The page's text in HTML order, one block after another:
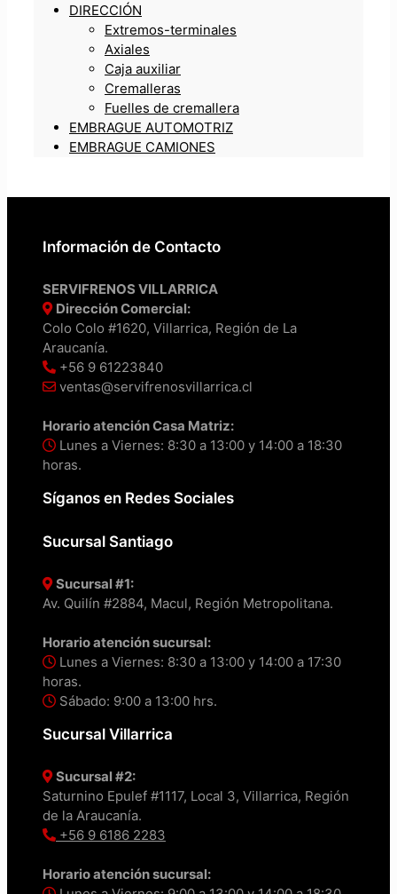
DIRECCIÓN
Extremos-terminales
Axiales
Caja auxiliar
Cremalleras
Fuelles de cremallera
EMBRAGUE AUTOMOTRIZ
EMBRAGUE CAMIONES
Información de Contacto
SERVIFRENOS VILLARRICA
Dirección Comercial:
Colo Colo #1620, Villarrica, Región de La
Araucanía.
+56 9 61223840
ventas@servifrenosvillarrica.cl
Horario atención Casa Matriz:
Lunes a Viernes: 8:30 a 13:00 y 14:00 a 18:30
horas.
Síganos en Redes Sociales
Sucursal Santiago
Sucursal #1:
Av. Quilín #2884, Macul, Región Metropolitana.
Horario atención sucursal:
Lunes a Viernes: 8:30 a 13:00 y 14:00 a 17:30
horas.
Sábado: 9:00 a 13:00 hrs.
Sucursal Villarrica
Sucursal #2:
Saturnino Epulef #1117, Local 3, Villarrica, Región
de la Araucanía.
+56 9 6186 2283
Horario atención sucursal: